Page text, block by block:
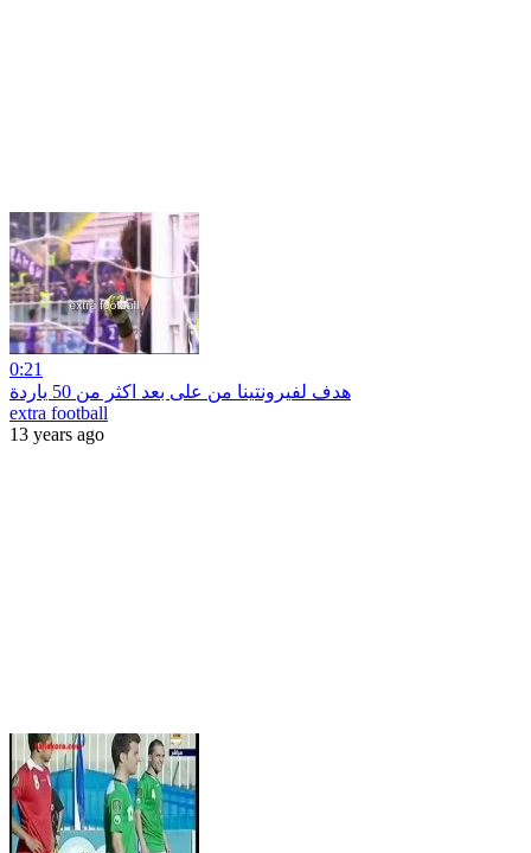
0:21
هدف لفيرونتينا من على بعد اكثر من 50 ياردة
extra football
13 years ago